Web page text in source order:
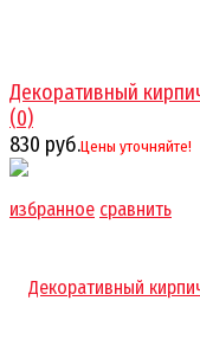
избранное сравнить
Декоративный
(0)
830 руб.Цены уточняйте!